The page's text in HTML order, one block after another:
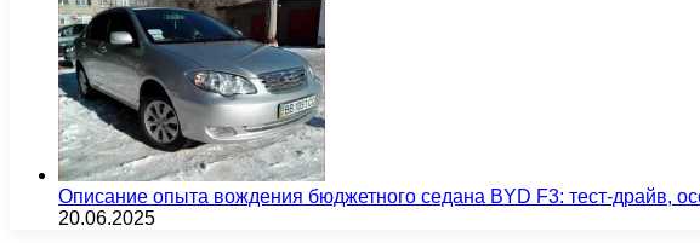
Описание опыта вождения бюджетного седана BYD F3: тест-драйв,
20.06.2025